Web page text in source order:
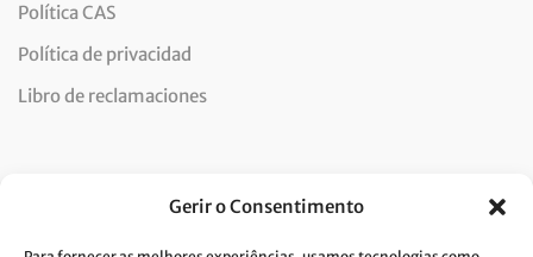
Gerir o Consentimento
Política CAS
Política de privacidad
Libro de reclamaciones